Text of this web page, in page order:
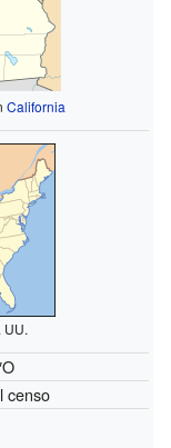
California
UU.
censo